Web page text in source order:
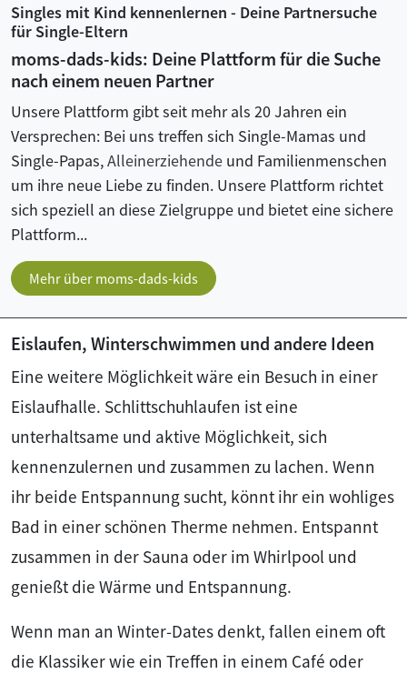
Singles mit Kind kennenlernen - Deine Partnersuche
für Single-Eltern
moms-dads-kids: Deine Plattform für die Suche
nach einem neuen Partner
Unsere Plattform gibt seit mehr als 20 Jahren ein
Versprechen: Bei uns treffen sich Single-Mamas und
Single-Papas,Alleinerziehende und Familienmenschen
um ihre neue Liebe zu finden. Unsere Plattform richtet
sich speziell an diese Zielgruppe und bietet eine sichere
Plattform...
Mehr über moms-dads-kids
Eislaufen, Winterschwimmen und andere Ideen
Eine weitere Möglichkeit wäre ein Besuch in einer
Eislaufhalle. Schlittschuhlaufen ist eine
unterhaltsame und aktive Möglichkeit, sich
kennenzulernen und zusammen zu lachen. Wenn
ihr beide Entspannung sucht, könnt ihr ein wohliges
Bad in einer schönen Therme nehmen. Entspannt
zusammen in der Sauna oder im Whirlpool und
genießt die Wärme und Entspannung.
Wenn man an Winter-Dates denkt, fallen einem oft
die Klassiker wie ein Treffen in einem Café oder